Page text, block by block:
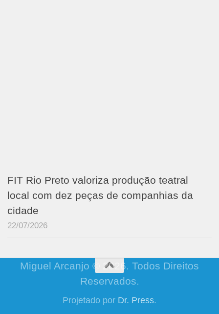
FIT Rio Preto valoriza produção teatral
local com dez peças de companhias da
cidade
22/07/2026
Miguel Arcanjo © 2026. Todos Direitos
Reservados.
Projetado por Dr. Press.